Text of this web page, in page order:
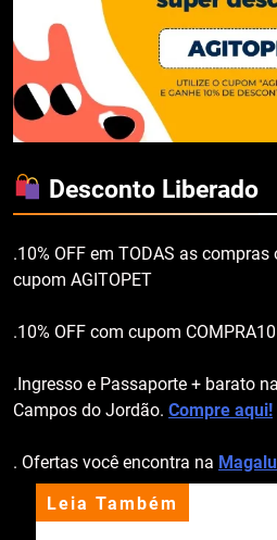
Leia Também
Desconto Liberado
.10% OFF em TODAS as compras
cupom AGITOPET
.10% OFF com cupom
.Ingresso e Passaporte + barato na
Campos do Jordão. Compre aqui!
. Ofertas você encontra na Magalu
apoio